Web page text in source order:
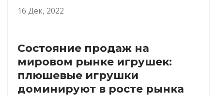
16 Дек, 2022
Состояние продаж на
мировом рынке игрушек:
плюшевые игрушки
доминируют в росте рынка